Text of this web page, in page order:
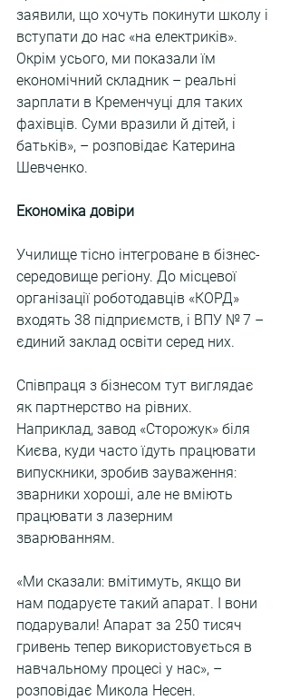
заявили, що хочуть покинути школу і
вступати до нас «на електриків».
Окрім усього, ми показали їм
економічний складник – реальні
зарплати в Кременчуці для таких
фахівців. Суми вразили й дітей, і
батьків», – розповідає Катерина
Шевченко.
Економіка довіри
Училище тісно інтегроване в бізнес-
середовище регіону. До місцевої
організації роботодавців «КОРД»
входять 38 підприємств, і ВПУ № 7 –
єдиний заклад освіти серед них.
Співпраця з бізнесом тут виглядає
як партнерство на рівних.
Наприклад, завод «Сторожук» біля
Києва, куди часто їдуть працювати
випускники, зробив зауваження:
зварники хороші, але не вміють
працювати з лазерним
зварюванням.
«Ми сказали: вмітимуть, якщо ви
нам подаруєте такий апарат. І вони
подарували! Апарат за 250 тисяч
гривень тепер використовується в
навчальному процесі у нас», –
розповідає Микола Несен.